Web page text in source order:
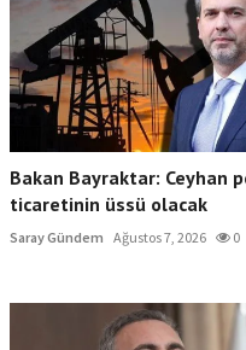
Bakan Bayraktar: Ceyhan
ticaretinin üssü olacak
Saray Gündem Ağustos 7, 2026 0